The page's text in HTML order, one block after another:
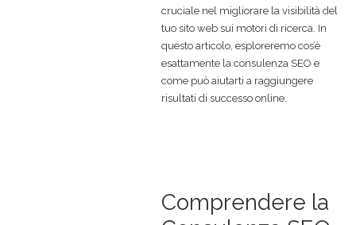
cruciale nel migliorare la visibilità del
tuo sito web sui motori di ricerca. In
questo articolo, esploreremo cos’è
esattamente la consulenza SEO e
come può aiutarti a raggiungere
risultati di successo online.
Comprendere la